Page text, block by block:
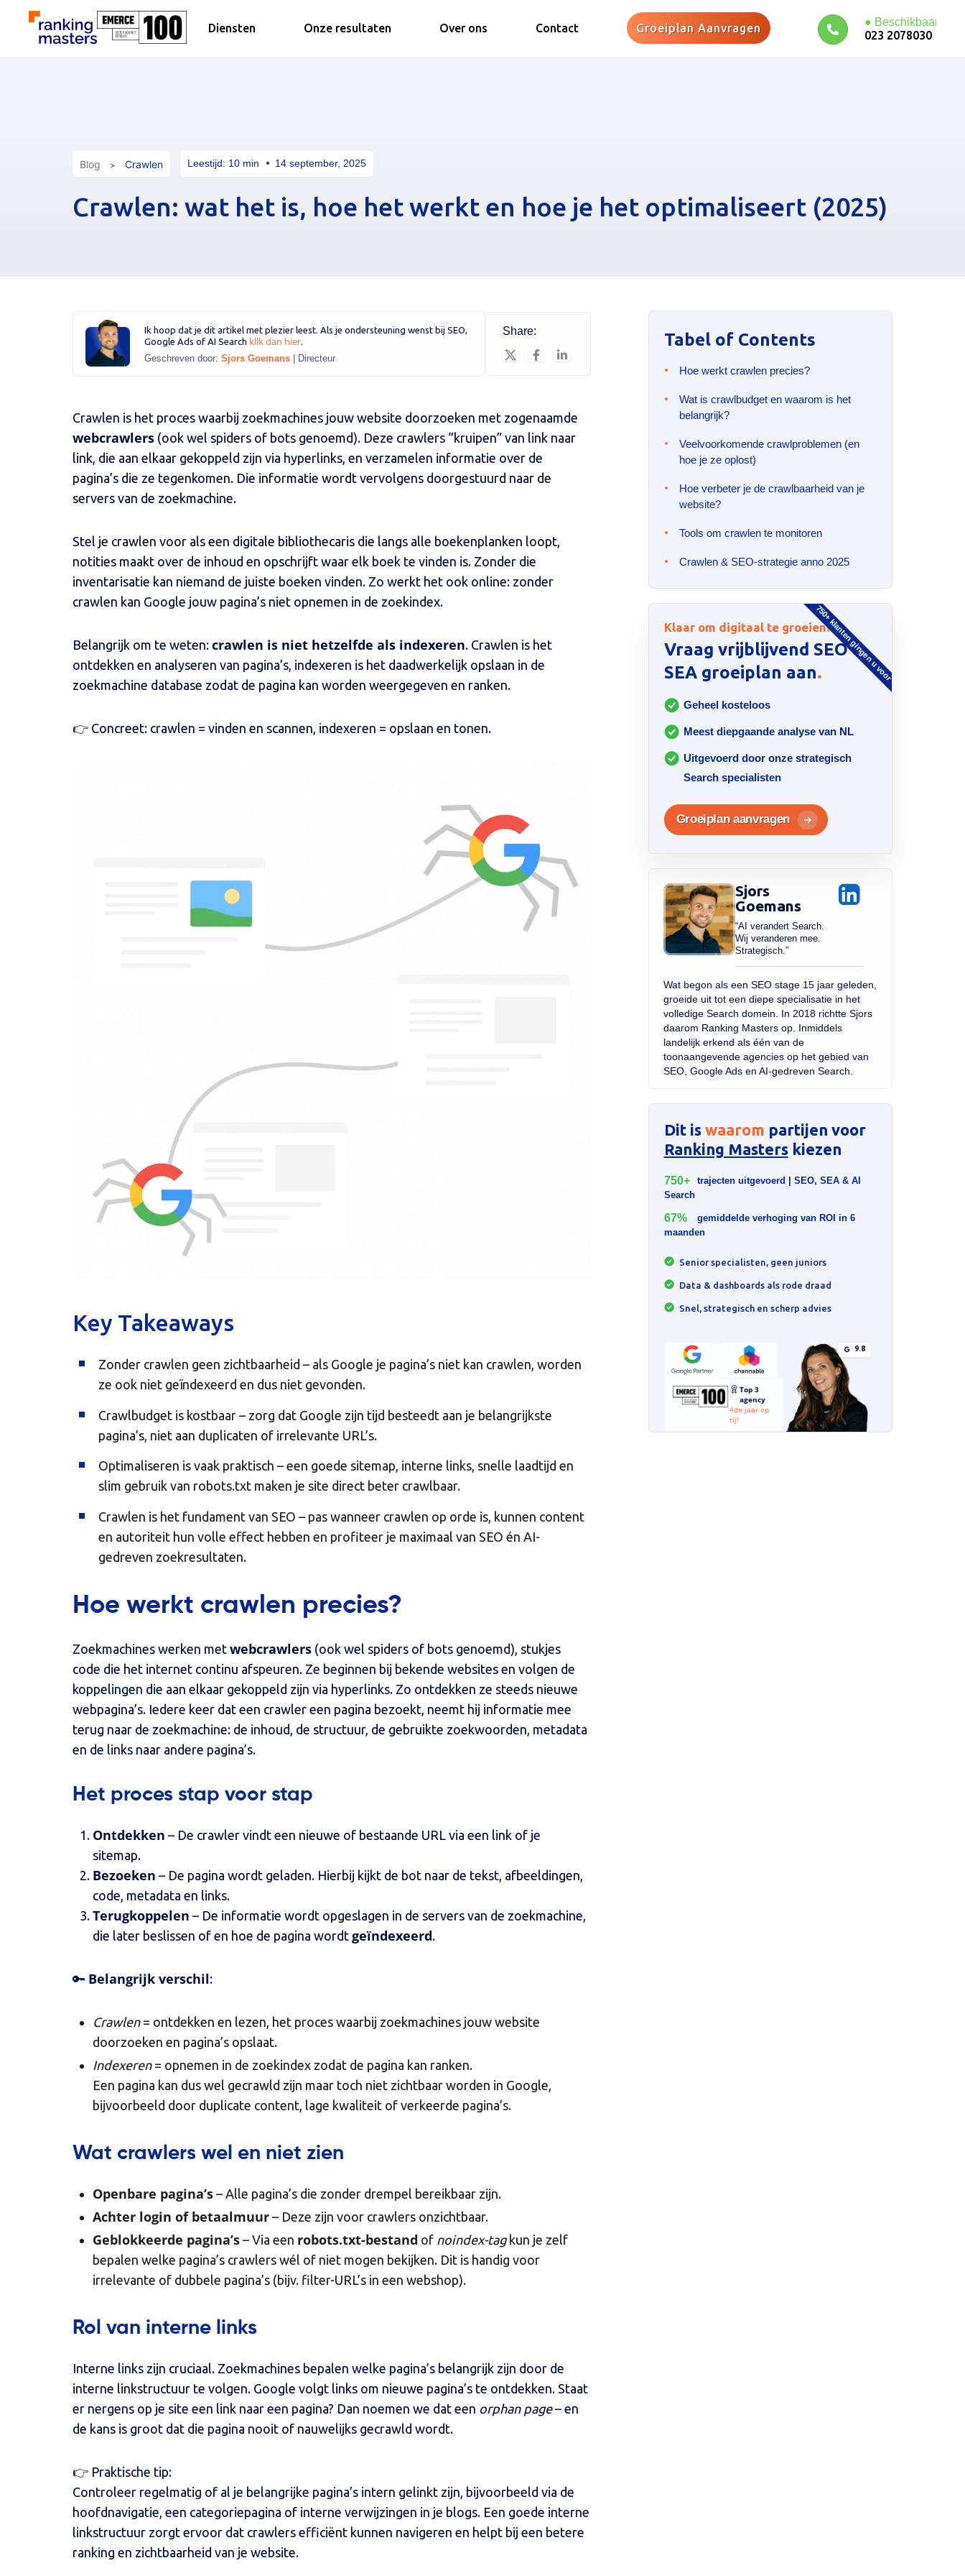
Diensten Onze resultaten Over ons Contact Groeiplan Aanvragen
023 2078030
Blog Crawlen Leestijd: 10 min 14 september, 2025
Crawlen: wat het is, hoe het werkt en hoe je het optimaliseert (2025)
Ik hoop dat je dit artikel met plezier leest. Als je ondersteuning wenst bij SEO,
Google Ads of AI Search klik dan hier.
Geschreven door: Sjors Goemans |Directeur
Share:
Crawlen is het proces waarbij zoekmachines jouw website doorzoeken met zogenaamde
webcrawlers(ook wel spiders of bots genoemd). Deze crawlers “kruipen” van link naar
link, die aan elkaar gekoppeld zijn via hyperlinks, en verzamelen informatie over de
pagina’s die ze tegenkomen. Die informatie wordt vervolgens doorgestuurd naar de
servers van de zoekmachine.
Stel je crawlen voor als een digitale bibliothecaris die langs alle boekenplanken loopt,
notities maakt over de inhoud en opschrijft waar elk boek te vinden is. Zonder die
inventarisatie kan niemand de juiste boeken vinden. Zo werkt het ook online: zonder
crawlen kan Google jouw pagina’s niet opnemen in de zoekindex.
Belangrijk om te weten: crawlen is niet hetzelfde als indexeren. Crawlen is het
ontdekken en analyseren van pagina’s, indexeren is het daadwerkelijk opslaan in de
zoekmachine database zodat de pagina kan worden weergegeven en ranken.
👉 Concreet: crawlen = vinden en scannen, indexeren = opslaan en tonen.
Key Takeaways
Zonder crawlen geen zichtbaarheid – als Google je pagina’s niet kan crawlen, worden
ze ook niet geïndexeerd en dus niet gevonden.
Crawlbudget is kostbaar – zorg dat Google zijn tijd besteedt aan je belangrijkste
pagina’s, niet aan duplicaten of irrelevante URL’s.
Optimaliseren is vaak praktisch – een goede sitemap, interne links, snelle laadtijd en
slim gebruik van robots.txt maken je site direct beter crawlbaar.
Crawlen is het fundament van SEO – pas wanneer crawlen op orde is, kunnen content
en autoriteit hun volle effect hebben en profiteer je maximaal van SEO én AI-
gedreven zoekresultaten.
Hoe werkt crawlen precies?
Zoekmachines werken met webcrawlers(ook wel spiders of bots genoemd), stukjes
code die het internet continu afspeuren. Ze beginnen bij bekende websites en volgen de
koppelingen die aan elkaar gekoppeld zijn via hyperlinks. Zo ontdekken ze steeds nieuwe
webpagina’s. Iedere keer dat een crawler een pagina bezoekt, neemt hij informatie mee
terug naar de zoekmachine: de inhoud, de structuur, de gebruikte zoekwoorden, metadata
en de links naar andere pagina’s.
Het proces stap voor stap
Ontdekken – De crawler vindt een nieuwe of bestaande URL via een link of je
sitemap.
Bezoeken – De pagina wordt geladen. Hierbij kijkt de bot naar de tekst, afbeeldingen,
code, metadata en links.
Terugkoppelen – De informatie wordt opgeslagen in de servers van de zoekmachine,
die later beslissen of en hoe de pagina wordt geïndexeerd.
🔑 Belangrijk verschil:
Crawlen= ontdekken en lezen, het proces waarbij zoekmachines jouw website
doorzoeken en pagina’s opslaat.
Indexeren= opnemen in de zoekindex zodat de pagina kan ranken.
Een pagina kan dus wel gecrawld zijn maar toch niet zichtbaar worden in Google,
bijvoorbeeld door duplicate content, lage kwaliteit of verkeerde pagina’s.
Wat crawlers wel en niet zien
Openbare pagina’s– Alle pagina’s die zonder drempel bereikbaar zijn.
Achter login of betaalmuur– Deze zijn voor crawlers onzichtbaar.
Geblokkeerde pagina’s– Via een robots.txt-bestand of noindex-tagkun je zelf
bepalen welke pagina’s crawlers wél of niet mogen bekijken. Dit is handig voor
irrelevante of dubbele pagina’s (bijv. filter-URL’s in een webshop).
Rol van interne links
Interne links zijn cruciaal. Zoekmachines bepalen welke pagina’s belangrijk zijn door de
interne linkstructuur te volgen. Google volgt links om nieuwe pagina’s te ontdekken. Staat
er nergens op je site een link naar een pagina? Dan noemen we dat een orphan page– en
de kans is groot dat die pagina nooit of nauwelijks gecrawld wordt.
👉 Praktische tip:
Controleer regelmatig of al je belangrijke pagina’s intern gelinkt zijn, bijvoorbeeld via de
hoofdnavigatie, een categoriepagina of interne verwijzingen in je blogs. Een goede interne
linkstructuur zorgt ervoor dat crawlers efficiënt kunnen navigeren en helpt bij een betere
ranking en zichtbaarheid van je website.
Tabel of Contents
Hoe werkt crawlen precies?
Wat is crawlbudget en waarom is het
belangrijk?
Veelvoorkomende crawlproblemen (en
hoe je ze oplost)
Hoe verbeter je de crawlbaarheid van je
website?
Tools om crawlen te monitoren
Crawlen & SEO-strategie anno 2025
750+ klanten gingen u voor
Klaar om digitaal te groeien?
Vraag vrijblijvend SEO &
SEA groeiplan aan.
Geheel kosteloos
Meest diepgaande analyse van NL
Uitgevoerd door onze strategisch
Search specialisten
Groeiplan aanvragen
Sjors
Goemans
“AI verandert Search.
Wij veranderen mee.
Strategisch.”
Wat begon als een SEO stage 15 jaar geleden,
groeide uit tot een diepe specialisatie in het
volledige Search domein. In 2018 richtte Sjors
daarom Ranking Masters op. Inmiddels
landelijk erkend als één van de
toonaangevende agencies op het gebied van
SEO, Google Ads en AI-gedreven Search.
Dit is waarom partijen voor
Ranking Masterskiezen
750+
trajecten uitgevoerd | SEO, SEA & AI
Search
67%
gemiddelde verhoging van ROI in 6
maanden
Senior specialisten, geen juniors
Data & dashboards als rode draad
Snel, strategisch en scherp advies
Top 3
agency
4de jaar op
rij!
9.8